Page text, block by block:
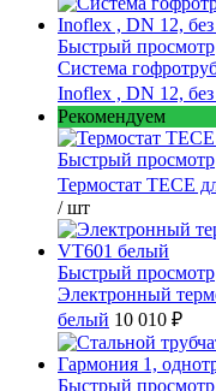
Быстрый просмотр
Cистема
Inoflex , DN 12, без
Рекомендуем
Быстрый просмотр
Термостат TECE
/ шт
Быстрый просмотр
Электронный
белый 10 010 ₽
Быстрый просмотр